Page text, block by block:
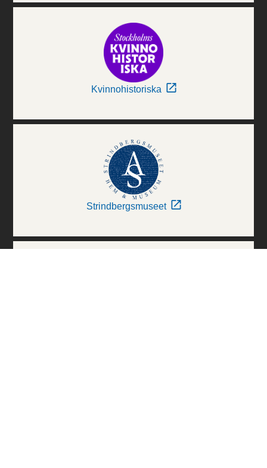
Kvinnohistoriska
Strindbergsmuseet